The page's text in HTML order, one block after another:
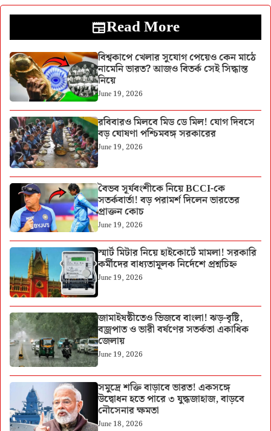
Read More
বিশ্বকাপে খেলার সুযোগ পেয়েও কেন মাঠে
নামেনি ভারত? আজও বিতর্ক সেই সিদ্ধান্ত
নিয়ে
June 19, 2026
রবিবারও মিলবে মিড ডে মিল! যোগ দিবসে
বড় ঘোষণা পশ্চিমবঙ্গ সরকারের
June 19, 2026
বৈভব সূর্যবংশীকে নিয়ে BCCI-কে
সতর্কবার্তা! বড় পরামর্শ দিলেন ভারতের
প্রাক্তন কোচ
June 19, 2026
স্মার্ট মিটার নিয়ে হাইকোর্টে মামলা! সরকারি
কর্মীদের বাধ্যতামূলক নির্দেশে প্রশ্নচিহ্ন
June 19, 2026
জামাইষষ্ঠীতেও ভিজবে বাংলা! ঝড়-বৃষ্টি,
বজ্রপাত ও ভারী বর্ষণের সতর্কতা একাধিক
জেলায়
June 19, 2026
সমুদ্রে শক্তি বাড়াবে ভারত! একসঙ্গে
উদ্বোধন হতে পারে ৩ যুদ্ধজাহাজ, বাড়বে
নৌসেনার ক্ষমতা
June 18, 2026